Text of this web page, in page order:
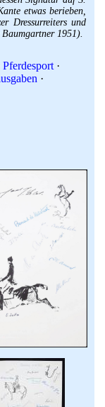
etwas berieben,
Dressurreiters und
1951).
Pferdesport ·
·